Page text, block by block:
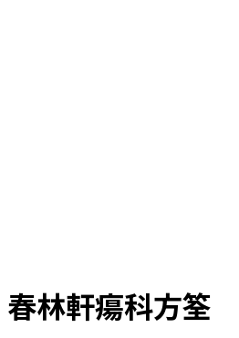
春林軒瘍科方筌